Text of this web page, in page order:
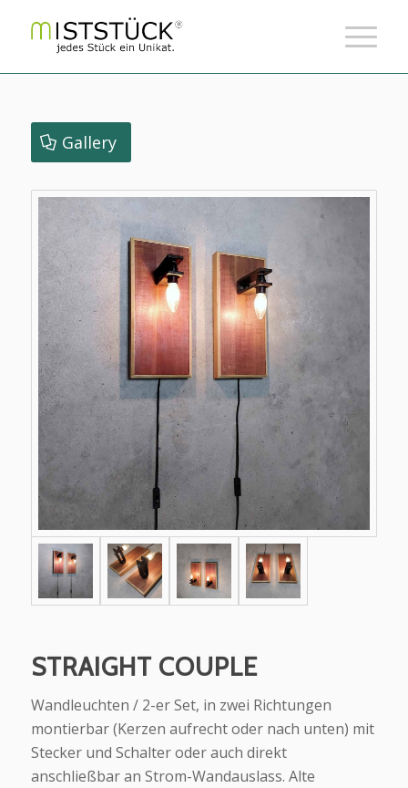
Gallery
STRAIGHT COUPLE
Wandleuchten / 2-er Set, in zwei Richtungen
montierbar (Kerzen aufrecht oder nach unten) mit
Stecker und Schalter oder auch direkt
anschließbar an Strom-Wandauslass. Alte